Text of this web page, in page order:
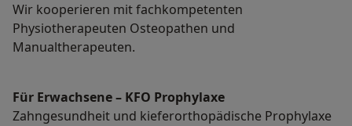
Wir kooperieren mit fachkompetenten
Physiotherapeuten Osteopathen und
Manualtherapeuten.
Für Erwachsene – KFO Prophylaxe
Zahngesundheit und kieferorthopädische Prophylaxe